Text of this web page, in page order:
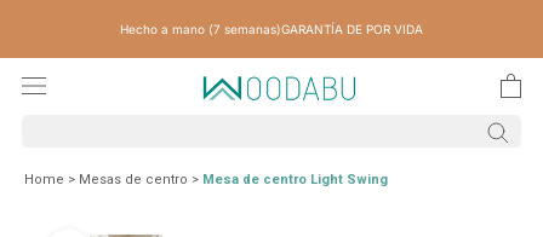
Hecho a mano (7 semanas)GARANTÍA DE POR VIDA
Home > Mesas de centro > Mesa de centro Light Swing